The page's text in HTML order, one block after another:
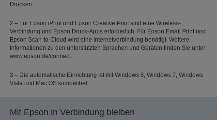
Drucken.
2 – Für Epson iPrint und Epson Creative Print sind eine Wireless-
Verbindung und Epson Druck-Apps erforderlich. Für Epson Email Print und
Epson Scan-to-Cloud wird eine Internetverbindung benötigt. Weitere
Informationen zu den unterstützten Sprachen und Geräten finden Sie unter
www.epson.de/connect.
3 – Die automatische Einrichtung ist mit Windows 8, Windows 7, Windows
Vista und Mac OS kompatibel.
Mit Epson in Verbindung bleiben